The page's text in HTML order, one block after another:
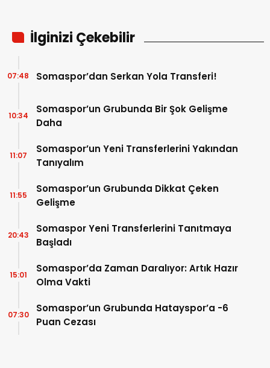
İlginizi Çekebilir
Somaspor’dan Serkan Yola Transferi!
07:48
Somaspor’un Grubunda Bir Şok Gelişme
Daha
10:34
Somaspor’un Yeni Transferlerini Yakından
Tanıyalım
11:07
Somaspor’un Grubunda Dikkat Çeken
Gelişme
11:55
Somaspor Yeni Transferlerini Tanıtmaya
Başladı
20:43
Somaspor’da Zaman Daralıyor: Artık Hazır
Olma Vakti
15:01
Somaspor’un Grubunda Hatayspor’a -6
Puan Cezası
07:30